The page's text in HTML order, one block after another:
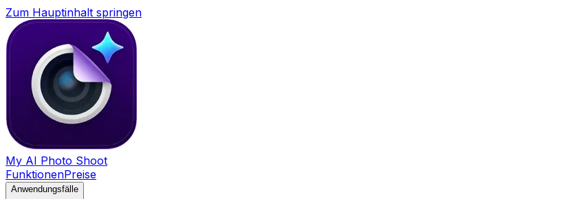
Zum Hauptinhalt springen
My AI Photo Shoot
FunktionenPreise
Anwendungsfälle